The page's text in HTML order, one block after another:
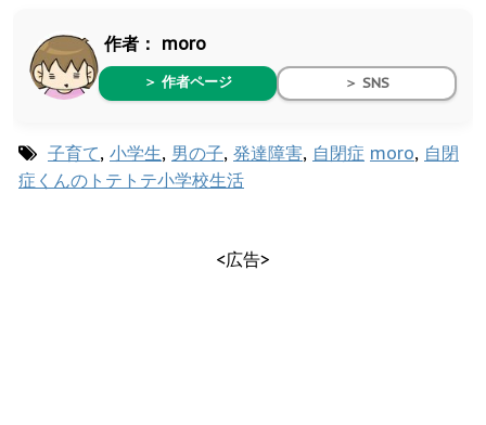
作者： moro
＞ 作者ページ ＞ SNS
子育て, 小学生, 男の子, 発達障害, 自閉症 moro, 自閉
症くんのトテトテ小学校生活
<広告>